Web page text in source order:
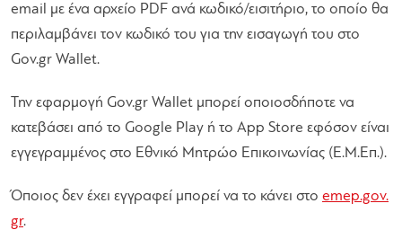
email με ένα αρχείο PDF ανά κωδικό/εισιτήριο, το οποίο θα
περιλαμβάνει τον κωδικό του για την εισαγωγή του στο
Gov.gr Wallet.
Την εφαρμογή Gov.gr Wallet μπορεί οποιοσδήποτε να
κατεβάσει από το Google Play ή το App Store εφόσον είναι
εγγεγραμμένος στο Εθνικό Μητρώο Επικοινωνίας (Ε.Μ.Επ.).
Όποιος δεν έχει εγγραφεί μπορεί να το κάνει στο emep.gov.
gr.